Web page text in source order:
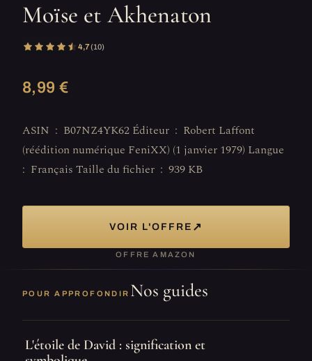
Moïse et Akhenaton
4,7(10)
8,99 €
ASIN ‏ : ‎ B07NZ4YK62 Éditeur ‏ : ‎ Robert Laffont
(réédition numérique FeniXX) (1 janvier 1979) Langue ‏
: ‎ Français Taille du fichier ‏ : ‎ 939 KB
VOIR L'OFFRE ↗
OFFRE AMAZON
POUR APPROFONDIR Nos guides
L'étoile de David : signification et